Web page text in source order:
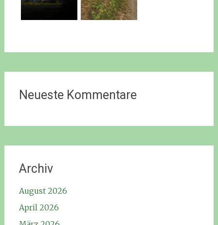
Neueste Kommentare
Archiv
August 2026
April 2026